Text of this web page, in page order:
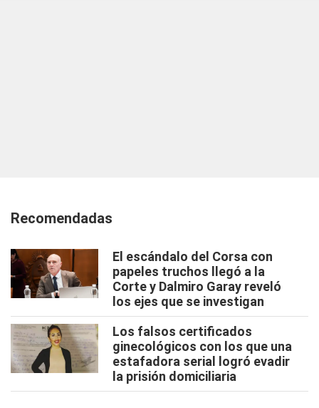
Recomendadas
El escándalo del Corsa con
papeles truchos llegó a la
Corte y Dalmiro Garay reveló
los ejes que se investigan
Los falsos certificados
ginecológicos con los que una
estafadora serial logró evadir
la prisión domiciliaria